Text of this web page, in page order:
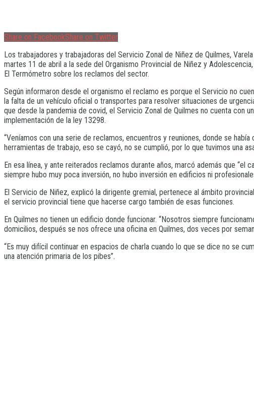
Share on FacebookShare on Twitter
Los trabajadores y trabajadoras del Servicio Zonal de Niñez de Quilmes,
martes 11 de abril a la sede del Organismo Provincial de Niñez y
El Termómetro sobre los reclamos del sector.
Según informaron desde el organismo el reclamo es porque el Servicio no
la falta de un vehículo oficial o transportes para resolver situaciones de
que desde la pandemia de covid, el Servicio Zonal de Quilmes no cuenta con
implementación de la ley 13298.
“Veníamos con una serie de reclamos, encuentros y reuniones, donde se
herramientas de trabajo, eso se cayó, no se cumplió, por lo que tuvimos una
En esa línea, y ante reiterados reclamos durante años, marcó además que
siempre hubo muy poca inversión, no hubo inversión en edificios ni
El Servicio de Niñez, explicó la dirigente gremial, pertenece al ámbito
el servicio provincial tiene que hacerse cargo también de esas funciones.
En Quilmes no tienen un edificio donde funcionar. “Nosotros siempre
domicilios, después se nos ofrece una oficina en Quilmes, dos veces por
“Es muy difícil continuar en espacios de charla cuando lo que se dice no se
una atención primaria de los pibes”.